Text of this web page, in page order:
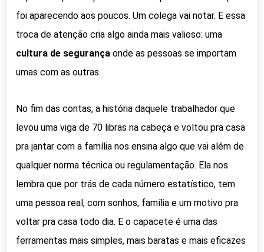
foi aparecendo aos poucos. Um colega vai notar. E essa
troca de atenção cria algo ainda mais valioso: uma
cultura de segurança onde as pessoas se importam
umas com as outras.
No fim das contas, a história daquele trabalhador que
levou uma viga de 70 libras na cabeça e voltou pra casa
pra jantar com a família nos ensina algo que vai além de
qualquer norma técnica ou regulamentação. Ela nos
lembra que por trás de cada número estatístico, tem
uma pessoa real, com sonhos, família e um motivo pra
voltar pra casa todo dia. E o capacete é uma das
ferramentas mais simples, mais baratas e mais eficazes